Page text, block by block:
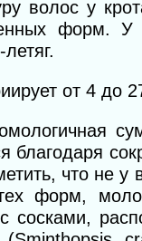
волос у
форм.
от 4 до
благодаря
что не у
форм,
сосками,